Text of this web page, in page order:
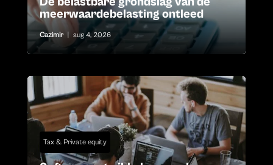
meerwaardebelasting ontleed
Cazimir aug 4, 2026
Tax & Private equity